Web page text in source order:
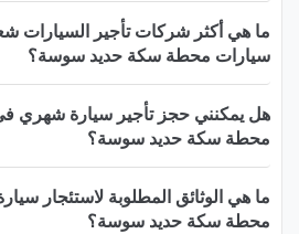
ما هي أكثر شركات تأجير السيارات
سيارات محطة سكة حديد سوسة؟
هل يمكنني حجز تأجير سيارة شهري
محطة سكة حديد سوسة؟
ما هي الوثائق المطلوبة لاستئجار
محطة سكة حديد سوسة؟